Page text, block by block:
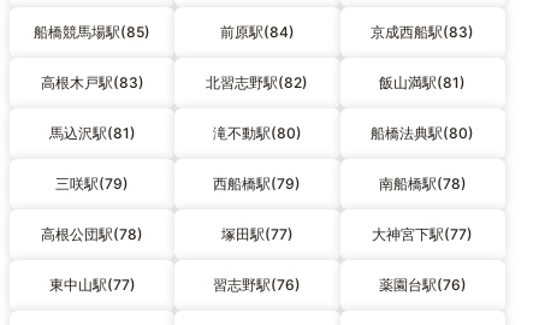
船橋競馬場駅(85) 前原駅(84) 京成西船駅(83)
高根木戸駅(83) 北習志野駅(82) 飯山満駅(81)
馬込沢駅(81) 滝不動駅(80) 船橋法典駅(80)
三咲駅(79) 西船橋駅(79) 南船橋駅(78)
高根公団駅(78) 塚田駅(77) 大神宮下駅(77)
東中山駅(77) 習志野駅(76) 薬園台駅(76)